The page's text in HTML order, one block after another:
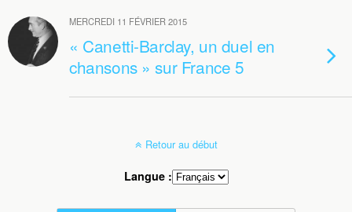
MERCREDI 11 FÉVRIER 2015
« Canetti-Barclay, un duel en
chansons » sur France 5
Retour au début
Langue :